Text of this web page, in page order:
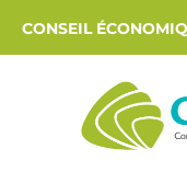
CONSEIL